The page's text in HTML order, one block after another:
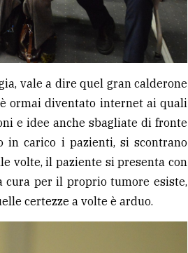
vale a dire quel gran calderone
ormai diventato internet ai quali
e idee anche sbagliate di fronte
carico i pazienti, si scontrano
volte, il paziente si presenta con
per il proprio tumore esiste,
certezze a volte è arduo.